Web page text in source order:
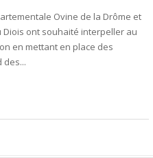
Ovine de la Drôme et
Diois ont souhaité interpeller au
en mettant en place des
des...